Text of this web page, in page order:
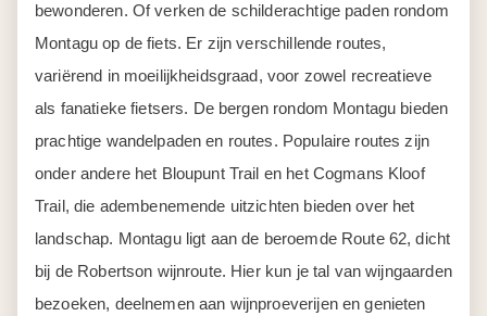
bewonderen. Of verken de schilderachtige paden rondom
Montagu op de fiets. Er zijn verschillende routes,
variërend in moeilijkheidsgraad, voor zowel recreatieve
als fanatieke fietsers. De bergen rondom Montagu bieden
prachtige wandelpaden en routes. Populaire routes zijn
onder andere het Bloupunt Trail en het Cogmans Kloof
Trail, die adembenemende uitzichten bieden over het
landschap. Montagu ligt aan de beroemde Route 62, dicht
bij de Robertson wijnroute. Hier kun je tal van wijngaarden
bezoeken, deelnemen aan wijnproeverijen en genieten